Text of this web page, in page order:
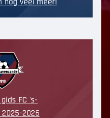
FC 's-
2026